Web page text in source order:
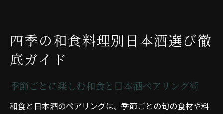
四季の和食料理別日本酒選び徹
底ガイド
季節ごとに楽しむ和食と日本酒ペアリング術
和食と日本酒のペアリングは、季節ごとの旬の食材や料